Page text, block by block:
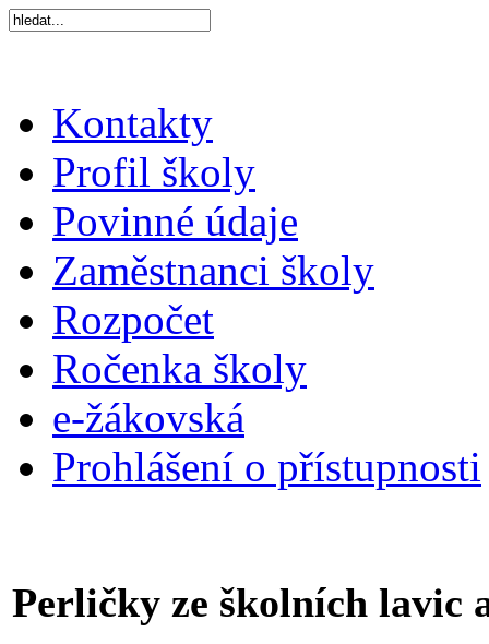
Kontakty
Profil školy
Povinné údaje
Zaměstnanci školy
Rozpočet
Ročenka školy
e-žákovská
Prohlášení o přístupnosti
Perličky ze školních lavic